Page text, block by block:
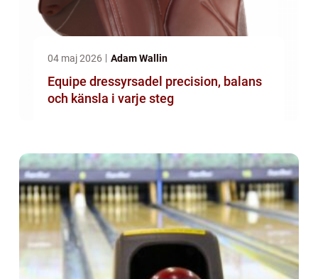
04 maj 2026 Adam Wallin
Equipe dressyrsadel precision, balans
och känsla i varje steg